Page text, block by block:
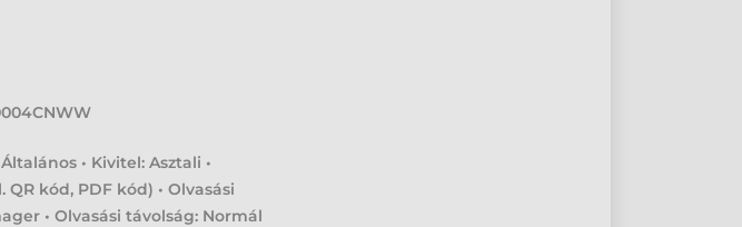
• Kivitel: Asztali •
kód, PDF kód) • Olvasási
• Olvasási távolság: Normál